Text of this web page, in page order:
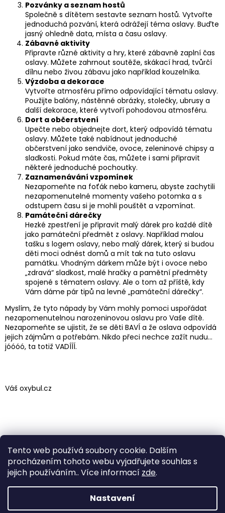
Tento web používá soubory cookie. Dalším
procházením tohoto webu vyjadřujete souhlas s
jejich používáním.. Více informací zde.
Nastavení
Pozvánky a seznam hostů
Společně s dítětem sestavte seznam hostů. Vytvořte
jednoduchá pozvání, která odrážejí téma oslavy. Buďte
jasný ohledně data, místa a času oslavy.
Zábavné aktivity
Připravte různé aktivity a hry, které zábavně zaplní čas
oslavy. Můžete zahrnout soutěže, skákací hrad, tvůrčí
dílnu nebo živou zábavu jako například kouzelníka.
Výzdoba a dekorace
Vytvořte atmosféru přímo odpovídající tématu oslavy.
Použijte balóny, nástěnné obrázky, stolečky, ubrusy a
další dekorace, které vytvoří pohodovou atmosféru.
Dort a občerstvení
Upečte nebo objednejte dort, který odpovídá tématu
oslavy. Můžete také nabídnout jednoduché
občerstvení jako sendviče, ovoce, zeleninové chipsy a
sladkosti. Pokud máte čas, můžete i sami připravit
některé jednoduché pochoutky.
Zaznamenávání vzpomínek
Nezapomeňte na foťák nebo kameru, abyste zachytili
nezapomenutelné momenty vašeho potomka a s
odstupem času si je mohli pouštět a vzpomínat.
Památeční dárečky
Hezké zpestření je připravit malý dárek pro každé dítě
jako památeční předmět z oslavy. Například malou
tašku s logem oslavy, nebo malý dárek, který si budou
děti moci odnést domů a mít tak na tuto oslavu
památku. Vhodným dárkem může být i ovoce nebo
„zdravá“ sladkost, malé hračky a pamětní předměty
spojené s tématem oslavy. Ale o tom až příště, kdy
Vám dáme pár tipů na levné „památeční dárečky“.
Myslím, že tyto nápady by Vám mohly pomoci uspořádat
nezapomenutelnou narozeninovou oslavu pro Vaše dítě.
Nezapomeňte se ujistit, že se děti BAVÍ a že oslava odpovídá
jejich zájmům a potřebám. Nikdo přeci nechce zažít nudu…
jóóóó, ta totiž VADÍÍÍ.
Váš oxybul.cz
PŘEDCHOZÍ ČLÁNEK DALŠÍ ČLÁNEK
Zápatí
Vytvořil Shoptet